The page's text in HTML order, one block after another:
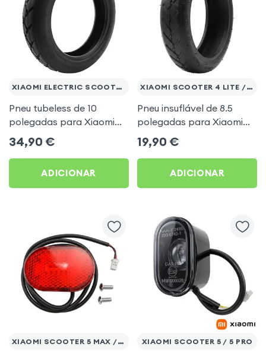
XIAOMI ELECTRIC SCOOTER 4
Pneu tubeless de 10
polegadas para Xiaomi
Electric Scooter 4
34,90 €
ADICIONAR
XIAOMI SCOOTER 4 LITE / 3 LITE
Pneu insuflável de 8.5
polegadas para Xiaomi
Electric Scooter 4 Lite e 3
Lite
19,90 €
ADICIONAR
XIAOMI SCOOTER 5 MAX / 5 PRO XIAOMI SCOOTER 5 / 5 PRO